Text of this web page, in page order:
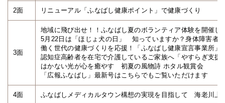
2面 リニューアル「ふなばし健康ポイント」で健康づくり
3面
地域に飛び出せ！！ふなばし夏のボランティア体験を開催し
5月22日は「ほじょ犬の日」 知っていますか？身体障害者
働く世代の健康づくりを応援！「ふなばし健康宣言事業所」
認知症高齢者を在宅で介護しているご家族へ「やすらぎ支援
はかない光が心を癒やす 初夏の風物詩 ホタル観賞会
「広報ふなばし」最新号はこちらでもご覧いただけます
4面 ふなばしメディカルタウン構想の実現を目指して 海老川上